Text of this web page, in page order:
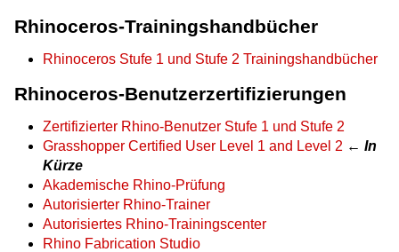
Rhinoceros-Trainingshandbücher
Rhinoceros Stufe 1 und Stufe 2 Trainingshandbücher
Rhinoceros-Benutzerzertifizierungen
Zertifizierter Rhino-Benutzer Stufe 1 und Stufe 2
Grasshopper Certified User Level 1 and Level 2 ← In
Kürze
Akademische Rhino-Prüfung
Autorisierter Rhino-Trainer
Autorisiertes Rhino-Trainingscenter
Rhino Fabrication Studio